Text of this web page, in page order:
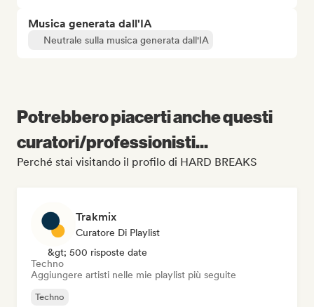
Musica generata dall'IA
Neutrale sulla musica generata dall'IA
Potrebbero piacerti anche questi
curatori/professionisti...
Perché stai visitando il profilo di HARD BREAKS
Trakmix
Curatore Di Playlist
&gt; 500 risposte date
Techno
Aggiungere artisti nelle mie playlist più seguite
Techno